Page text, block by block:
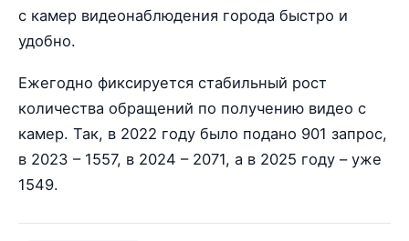
с камер видеонаблюдения города быстро и
удобно.
Ежегодно фиксируется стабильный рост
количества обращений по получению видео с
камер. Так, в 2022 году было подано 901 запрос,
в 2023 – 1557, в 2024 – 2071, а в 2025 году – уже
1549.